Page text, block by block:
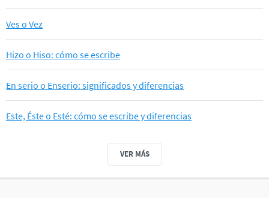
Ves o Vez
Hizo o Hiso: cómo se escribe
En serio o Enserio: significados y diferencias
Este, Éste o Esté: cómo se escribe y diferencias
VER MÁS